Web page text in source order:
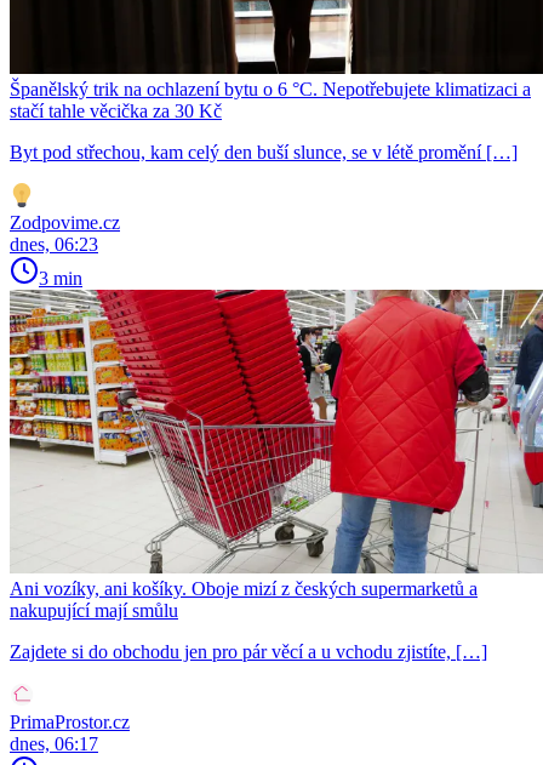
Španělský trik na ochlazení bytu o 6 °C. Nepotřebujete klimatizaci a
stačí tahle věcička za 30 Kč
Byt pod střechou, kam celý den buší slunce, se v létě promění […]
Zodpovime.cz
dnes, 06:23
3 min
Ani vozíky, ani košíky. Oboje mizí z českých supermarketů a
nakupující mají smůlu
Zajdete si do obchodu jen pro pár věcí a u vchodu zjistíte, […]
PrimaProstor.cz
dnes, 06:17